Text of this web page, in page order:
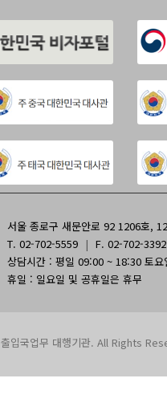
서울 종로구 새문안로 92 1206호,
T. 02-702-5559 | F. 02-702-3392
상담시간 : 평일 09:00 ~ 18:30 토
휴일 : 일요일 및 공휴일은 휴무
입국업무 대행기관. All Rights